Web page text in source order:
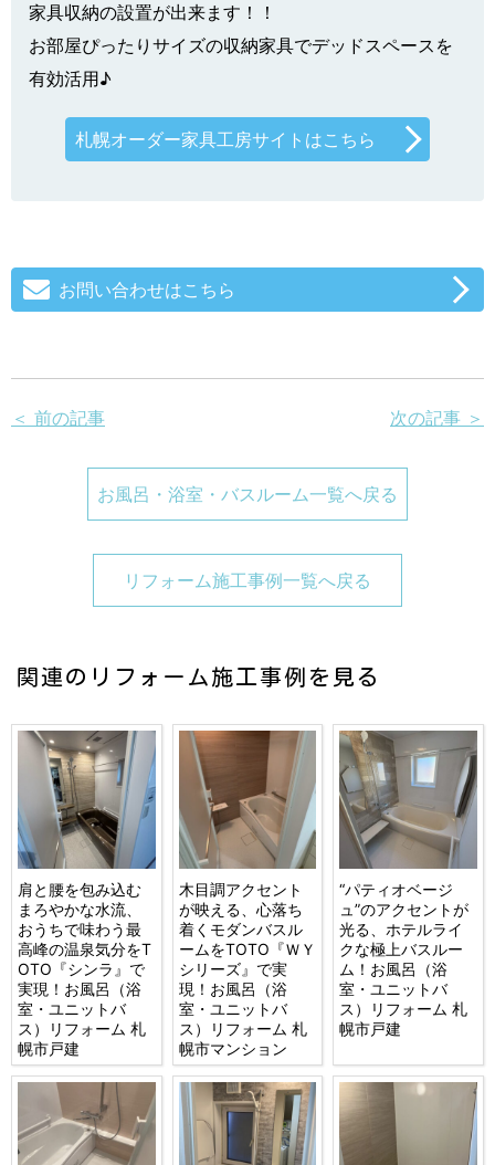
家具収納の設置が出来ます！！
お部屋ぴったりサイズの収納家具でデッドスペースを
有効活用♪
札幌オーダー家具工房サイトはこちら
お問い合わせはこちら
＜ 前の記事 次の記事 ＞
お風呂・浴室・バスルーム一覧へ戻る
リフォーム施工事例一覧へ戻る
関連のリフォーム施工事例を見る
肩と腰を包み込む
まろやかな水流、
おうちで味わう最
高峰の温泉気分をT
OTO『シンラ』で
実現！お風呂（浴
室・ユニットバ
ス）リフォーム 札
幌市戸建
木目調アクセント
が映える、心落ち
着くモダンバスル
ームをTOTO『ＷＹ
シリーズ』で実
現！お風呂（浴
室・ユニットバ
ス）リフォーム 札
幌市マンション
“パティオベージ
ュ”のアクセントが
光る、ホテルライ
クな極上バスルー
ム！お風呂（浴
室・ユニットバ
ス）リフォーム 札
幌市戸建